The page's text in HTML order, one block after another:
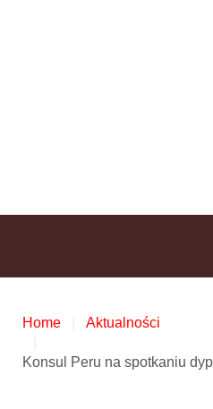
Home Aktualności
Konsul Peru na spotkaniu